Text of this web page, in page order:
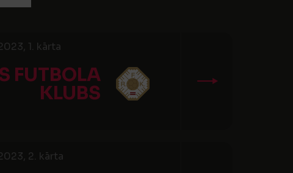
1. kārta
FUTBOLA
KLUBS
2. kārta